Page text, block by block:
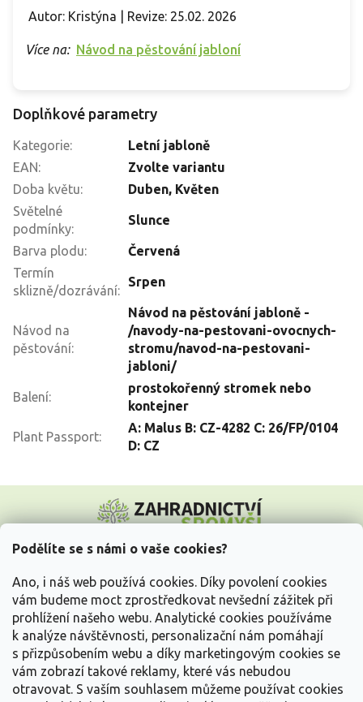
Podělíte se s námi o vaše cookies?
Ano, i náš web používá cookies. Díky povolení cookies
vám budeme moct zprostředkovat nevšední zážitek při
prohlížení našeho webu. Analytické cookies používáme
k analýze návštěvnosti, personalizační nám pomáhají
s přizpůsobením webu a díky marketingovým cookies se
vám zobrazí takové reklamy, které vás nebudou
otravovat. S vaším souhlasem můžeme používat cookies
Autor: Kristýna | Revize: 25.02. 2026
Více na: Návod na pěstování jabloní
Doplňkové parametry
Kategorie:
Letní jabloně
EAN:
Zvolte variantu
Doba květu:
Duben, Květen
Světelné
podmínky:
Slunce
Barva plodu:
Červená
Termín
sklizně/dozrávání:
Srpen
Návod na
pěstování:
Návod na pěstování jabloně -
/navody-na-pestovani-ovocnych-
stromu/navod-na-pestovani-
jabloni/
Balení:
prostokořenný stromek nebo
kontejner
Plant Passport:
A: Malus B: CZ-4282 C: 26/FP/0104
D: CZ
p
Vše o nákupu
Informace pro Vás
Kontakujte nás